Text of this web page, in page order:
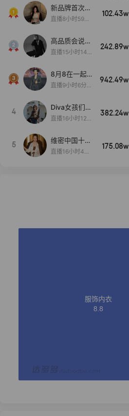
新品牌首次大
上新
直播8小时59分
102.43w
高品质会说
话….
直播15小时14
242.89w
8月8在一起
生日献礼盛典
直播9小时6分1
942.49w
4
Diva女孩们集
合啦~意大利
直播16小时12
382.24w
5
维密中国十周
年 与你如此
直播16小时48
175.08w